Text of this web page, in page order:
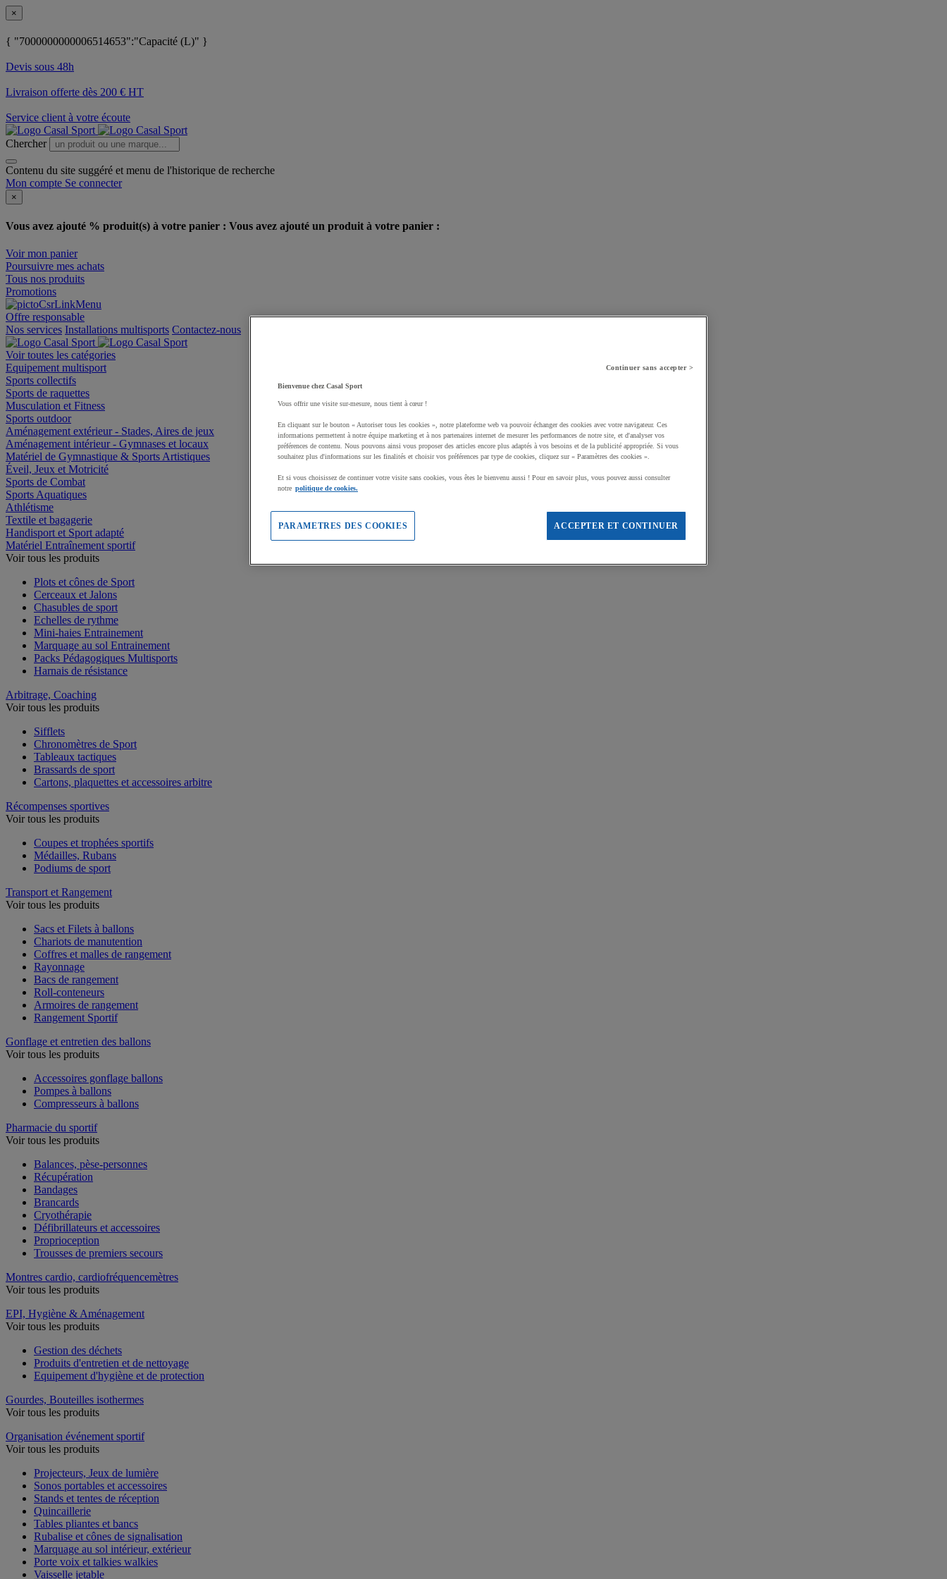
×
{ "7000000000006514653":"Capacité (L)" }
Devis sous 48h
Livraison offerte dès 200 € HT
Service client à votre écoute
Chercher
Contenu du site suggéré et menu de l'historique de recherche
Mon compte Se connecter
×
Vous avez ajouté % produit(s) à votre panier : Vous avez ajouté un produit à votre panier :
Voir mon panier
Poursuivre mes achats
Tous nos produits
Promotions
Offre responsable
Nos services Installations multisports Contactez-nous
Voir toutes les catégories
Equipement multisport
Sports collectifs
Sports de raquettes
Musculation et Fitness
Sports outdoor
Aménagement extérieur - Stades, Aires de jeux
Aménagement intérieur - Gymnases et locaux
Matériel de Gymnastique & Sports Artistiques
Éveil, Jeux et Motricité
Sports de Combat
Sports Aquatiques
Athlétisme
Textile et bagagerie
Handisport et Sport adapté
Matériel Entraînement sportif
Voir tous les produits
Plots et cônes de Sport
Cerceaux et Jalons
Chasubles de sport
Echelles de rythme
Mini-haies Entrainement
Marquage au sol Entrainement
Packs Pédagogiques Multisports
Harnais de résistance
Arbitrage, Coaching
Voir tous les produits
Sifflets
Chronomètres de Sport
Tableaux tactiques
Brassards de sport
Cartons, plaquettes et accessoires arbitre
Récompenses sportives
Voir tous les produits
Coupes et trophées sportifs
Médailles, Rubans
Podiums de sport
Transport et Rangement
Voir tous les produits
Sacs et Filets à ballons
Chariots de manutention
Coffres et malles de rangement
Rayonnage
Bacs de rangement
Roll-conteneurs
Armoires de rangement
Rangement Sportif
Gonflage et entretien des ballons
Voir tous les produits
Accessoires gonflage ballons
Pompes à ballons
Compresseurs à ballons
Pharmacie du sportif
Voir tous les produits
Balances, pèse-personnes
Récupération
Bandages
Brancards
Cryothérapie
Défibrillateurs et accessoires
Proprioception
Trousses de premiers secours
Montres cardio, cardiofréquencemètres
Voir tous les produits
EPI, Hygiène & Aménagement
Voir tous les produits
Gestion des déchets
Produits d'entretien et de nettoyage
Equipement d'hygiène et de protection
Gourdes, Bouteilles isothermes
Voir tous les produits
Organisation événement sportif
Voir tous les produits
Projecteurs, Jeux de lumière
Sonos portables et accessoires
Stands et tentes de réception
Quincaillerie
Tables pliantes et bancs
Rubalise et cônes de signalisation
Marquage au sol intérieur, extérieur
Porte voix et talkies walkies
Vaisselle jetable
Continuer sans accepter >
Bienvenue chez Casal Sport
Vous offrir une visite sur-mesure, nous tient à cœur !
En cliquant sur le bouton « Autoriser tous les cookies », notre plateforme web va pouvoir échanger des cookies avec votre navigateur. Ces
informations permettent à notre équipe marketing et à nos partenaires internet de mesurer les performances de notre site, et d'analyser vos
préférences de contenu. Nous pouvons ainsi vous proposer des articles encore plus adaptés à vos besoins et de la publicité appropriée. Si vous
souhaitez plus d'informations sur les finalités et choisir vos préférences par type de cookies, cliquez sur « Paramètres des cookies ».
Et si vous choisissez de continuer votre visite sans cookies, vous êtes le bienvenu aussi ! Pour en savoir plus, vous pouvez aussi consulter
notre politique de cookies.
ACCEPTER ET CONTINUER
PARAMETRES DES COOKIES